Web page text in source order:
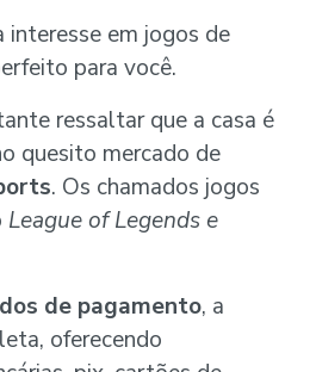
interesse em jogos de
para você.
ressaltar que a casa é
quesito mercado de
. Os chamados jogos
League of Legends e
de pagamento, a
oferecendo